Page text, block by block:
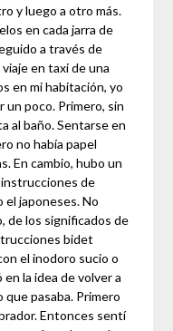
y luego a otro más.
en cada jarra de
a través de
en taxi de una
en mi habitación, yo
un poco. Primero, sin
al baño. Sentarse en
no había papel
En cambio, hubo un
de
el japoneses. No
de los significados de
bidet
el inodoro sucio o
la idea de volver a
pasaba. Primero
Entonces sentí